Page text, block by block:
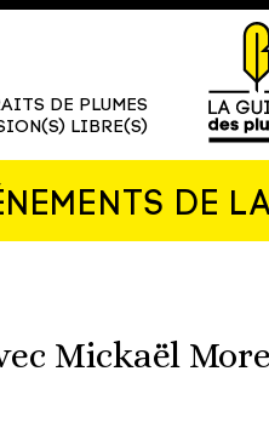
DE PLUMES
LIBRE(S)
DE
Mickaël